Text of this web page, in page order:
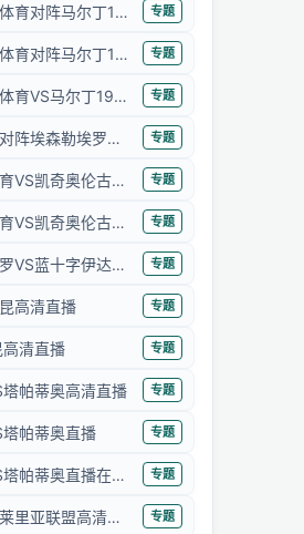
乌姆拉尼耶体育对阵马尔丁1969直播 专题
乌姆拉尼耶体育对阵马尔丁1969在线直播 专题
乌姆拉尼耶体育VS马尔丁1969在线直播 专题
锡瓦斯体育对阵埃森勒埃罗克斯波尔高清直播 专题
安塔利亚体育VS凯奇奥伦古库直播 专题
安塔利亚体育VS凯奇奥伦古库在线直播 专题
坦皮科马德罗VS蓝十字伊达尔戈高清直播 专题
高清直播 专题
清直播 专题
帕蒂奥高清直播 专题
帕蒂奥直播 专题
维纳多斯VS塔帕蒂奥直播在线观看 专题
维泽拉对阵莱里亚联盟高清直播 专题